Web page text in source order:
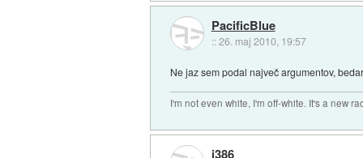
PacificBlue
::26. maj 2010, 19:57
Ne jaz sem podal največ argumentov,
I'm not even white, I'm off-white. It's a new
i386